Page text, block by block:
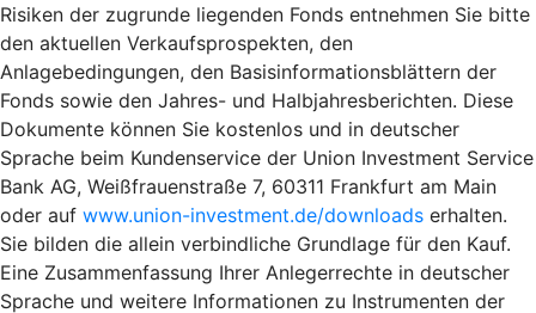
Risiken der zugrunde liegenden Fonds entnehmen Sie bitte
den aktuellen Verkaufsprospekten, den
Anlagebedingungen, den Basisinformationsblättern der
Fonds sowie den Jahres- und Halbjahresberichten. Diese
Dokumente können Sie kostenlos und in deutscher
Sprache beim Kundenservice der Union Investment Service
Bank AG, Weißfrauenstraße 7, 60311 Frankfurt am Main
oder auf www.union-investment.de/downloads erhalten.
Sie bilden die allein verbindliche Grundlage für den Kauf.
Eine Zusammenfassung Ihrer Anlegerrechte in deutscher
Sprache und weitere Informationen zu Instrumenten der